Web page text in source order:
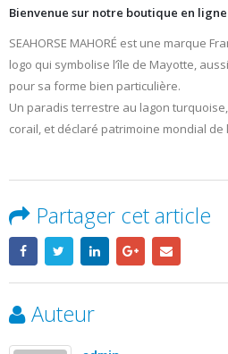
SEAHORSE MAHORÉ est une marque
logo qui symbolise l’île de Mayotte,
pour sa forme bien particulière.
Un paradis terrestre au lagon
corail, et déclaré patrimoine mondial de
Auteur